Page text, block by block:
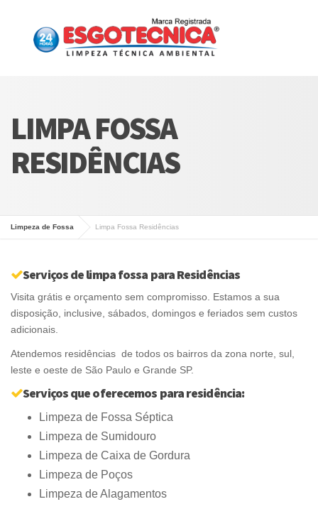
LIMPA FOSSA
RESIDÊNCIAS
Limpeza de Fossa Limpa Fossa Residências
Serviços de limpa fossa para Residências
Visita grátis e orçamento sem compromisso. Estamos a sua
disposição, inclusive, sábados, domingos e feriados sem custos
adicionais.
Atendemos residências de todos os bairros da zona norte, sul,
leste e oeste de São Paulo e Grande SP.
Serviços que oferecemos para residência:
Limpeza de Fossa Séptica
Limpeza de Sumidouro
Limpeza de Caixa de Gordura
Limpeza de Poços
Limpeza de Alagamentos